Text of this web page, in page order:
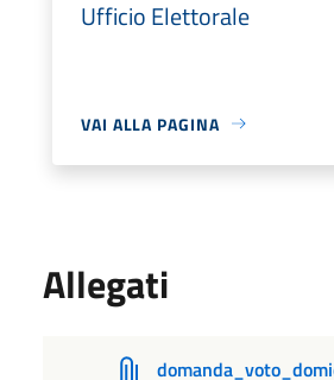
Ufficio Elettorale
VAI ALLA PAGINA
Allegati